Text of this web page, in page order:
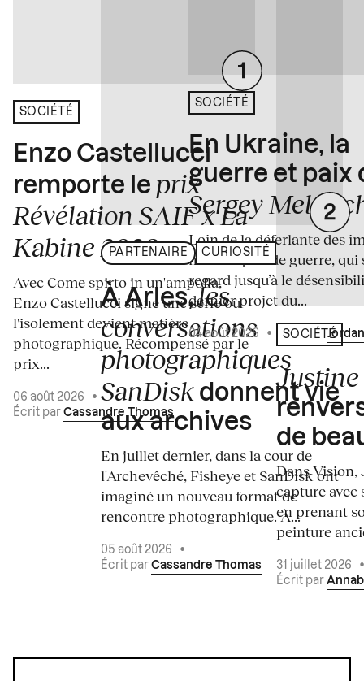
SOCIÉTÉ
Enzo Castellucci
remporte le prix
Révélation SAIF x La
Kabine 2026
Avec Come spirto in un'ampolla,
Enzo Castellucci signe une série où
l'isolement devient matière
photographique. Récompensé par le
prix...
06 août 2026
•
Écrit par Cassandre Thomas
PARTENAIRE CURIOSITÉ
À Arles,les
conversations
photographiques
SanDisk donnent vie
aux archives
En juillet dernier, dans la cour de
l'Archevêché, Fisheye et SanDisk ont
imaginé un nouveau format de
rencontre photographique. À...
05 août 2026
•
Écrit par Cassandre Thomas
SOCIÉTÉ
En Ukraine, la
guerre et paix
Sergey
Loin de la déferlante des
médiatiques de guerre, qui
regard jusqu’à le
dernier projet du...
04 août 2026 • Écrit par
SOCIÉTÉ
de
Dans
capture avec
en prenant
peinture
31 juillet 2026
Écrit par